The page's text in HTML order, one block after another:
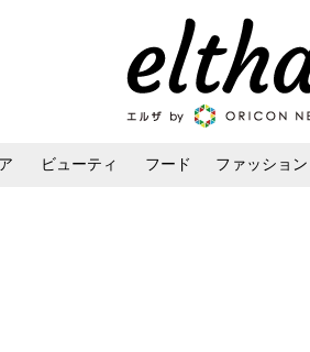
ビューティ フード ファッション